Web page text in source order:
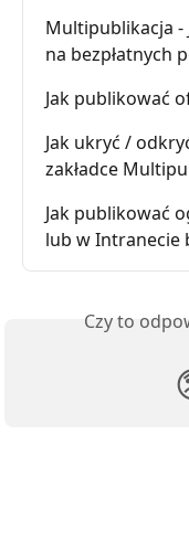
Multipublikacja -
na bezpłatnych
Jak publikować
Jak ukryć /
zakładce
Jak publikować
lub w Intranecie
Czy to